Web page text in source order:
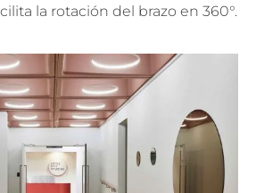
la rotación del brazo en 360°.